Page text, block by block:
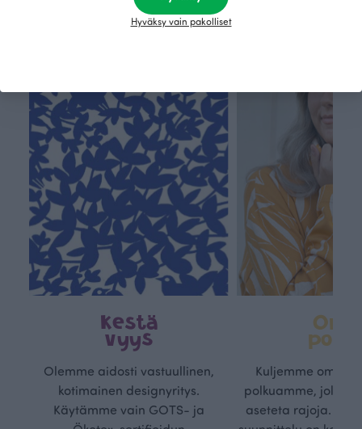
Kestä
vyys
Olemme aidosti vastuullinen,
kotimainen designyritys.
Käytämme vain GOTS- ja
Oma
Kuljemme omaa,
polkuamme, jolla
aseteta rajoja.
Hyväksy vain pakolliset